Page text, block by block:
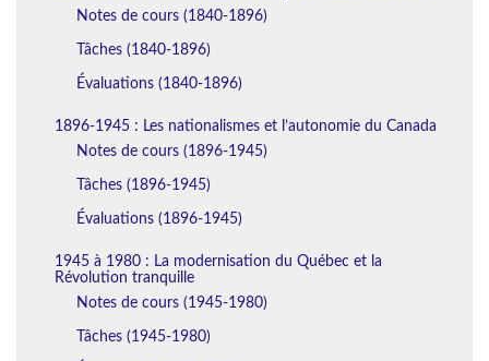
Notes de cours (1840-1896)
Tâches (1840-1896)
Évaluations (1840-1896)
1896-1945 : Les nationalismes et l’autonomie du Canada
Notes de cours (1896-1945)
Tâches (1896-1945)
Évaluations (1896-1945)
1945 à 1980 : La modernisation du Québec et la
Révolution tranquille
Notes de cours (1945-1980)
Tâches (1945-1980)